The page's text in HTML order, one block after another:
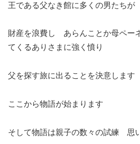
王である父なき館に多くの男たち
財産を浪費し あらんことか母ペー
てくるありさまに強く憤り
父を探す旅に出ることを決意します
ここから物語が始まります
そして物語は親子の数々の試練